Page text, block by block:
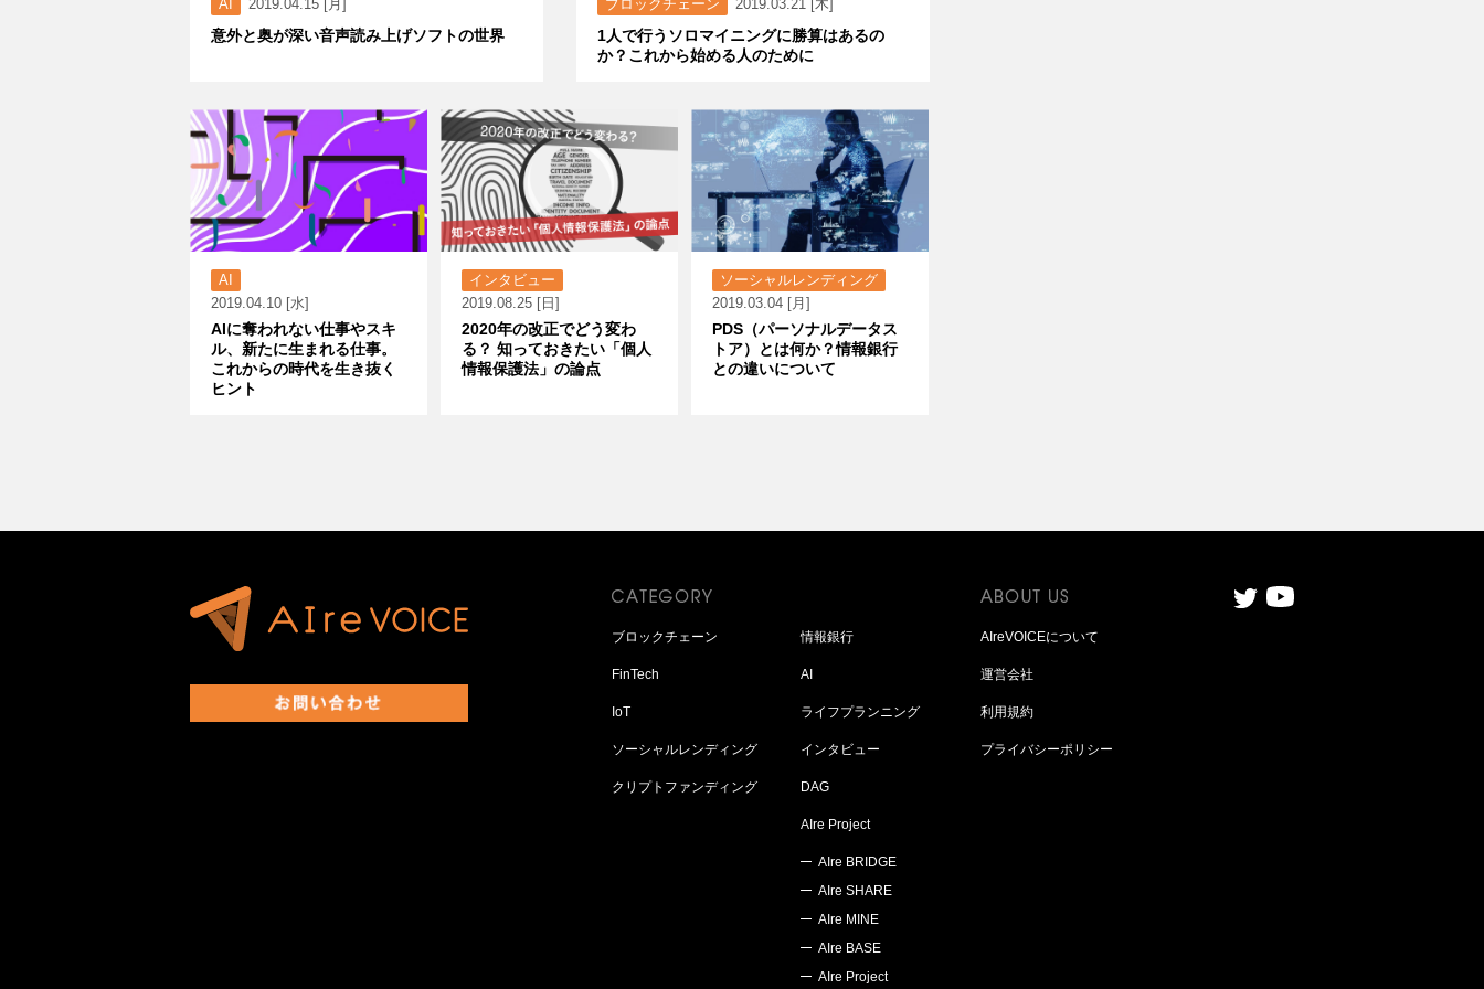
AI 2019.04.15 [月]
意外と奥が深い音声読み上げソフトの世界
ブロックチェーン 2019.03.21 [木]
1人で行うソロマイニングに勝算はあるの
か？これから始める人のために
AI
2019.04.10 [水]
AIに奪われない仕事やスキ
ル、新たに生まれる仕事。
これからの時代を生き抜く
ヒント
インタビュー
2019.08.25 [日]
2020年の改正でどう変わ
る？ 知っておきたい「個人
情報保護法」の論点
ソーシャルレンディング
2019.03.04 [月]
PDS（パーソナルデータス
トア）とは何か？情報銀行
との違いについて
ブロックチェーン
FinTech
IoT
ソーシャルレンディング
クリプトファンディング
情報銀行
AI
ライフプランニング
インタビュー
DAG
AIre Project
AIre BRIDGE
AIre SHARE
AIre MINE
AIre BASE
AIre Project
AIreVOICEについて
運営会社
利用規約
プライバシーポリシー